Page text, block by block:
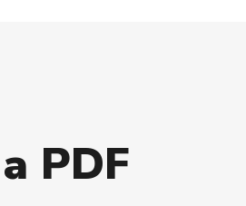
PDF